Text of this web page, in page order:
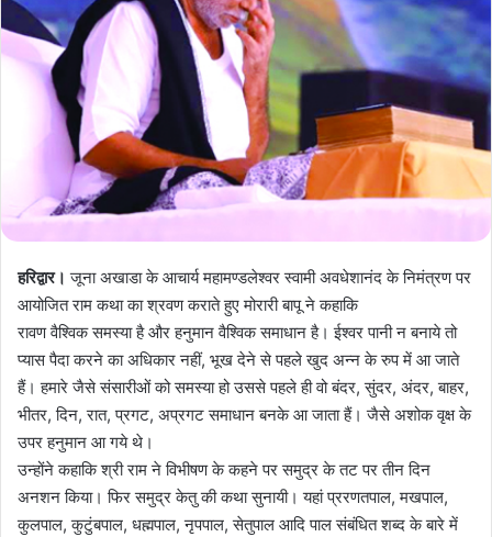
हरिद्वार।जूना अखाडा के आचार्य महामण्डलेश्वर स्वामी अवधेशानंद के निमंत्रण पर
आयोजित राम कथा का श्रवण कराते हुए मोरारी बापू ने कहाकि
रावण वैश्विक समस्या है और हनुमान वैश्विक समाधान है। ईश्वर पानी न बनाये तो
प्यास पैदा करने का अधिकार नहीं, भूख देने से पहले खुद अन्न के रुप में आ जाते
हैं। हमारे जैसे संसारीओं को समस्या हो उससे पहले ही वो बंदर, सुंदर, अंदर, बाहर,
भीतर, दिन, रात, प्रगट, अप्रगट समाधान बनके आ जाता हैं। जैसे अशोक वृक्ष के
उपर हनुमान आ गये थे।
उन्होंने कहाकि श्री राम ने विभीषण के कहने पर समुद्र के तट पर तीन दिन
अनशन किया। फिर समुद्र केतु की कथा सुनायी। यहां प्ररणतपाल, मखपाल,
कुलपाल, कुटुंबपाल, धह्मपाल, नृपपाल, सेतुपाल आदि पाल संबंधित शब्द के बारे में